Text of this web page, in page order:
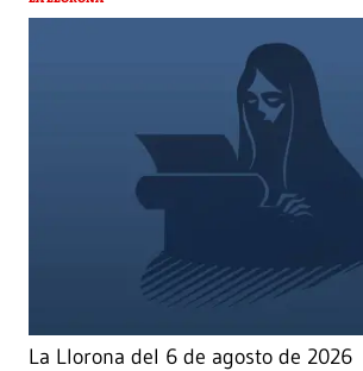
La Llorona del 6 de agosto de 2026